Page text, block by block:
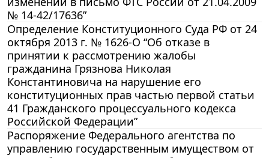
№ 14-42/17636”
Определение Конституционного Суда РФ от 24
октября 2013 г. № 1626-О “Об отказе в
принятии к рассмотрению жалобы
гражданина Грязнова Николая
Константиновича на нарушение его
конституционных прав частью первой статьи
41 Гражданского процессуального кодекса
Российской Федерации”
Распоряжение Федерального агентства по
управлению государственным имуществом от